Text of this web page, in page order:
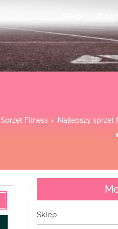
Sprzęt Fitness > Najlepszy sprzęt
Sklep